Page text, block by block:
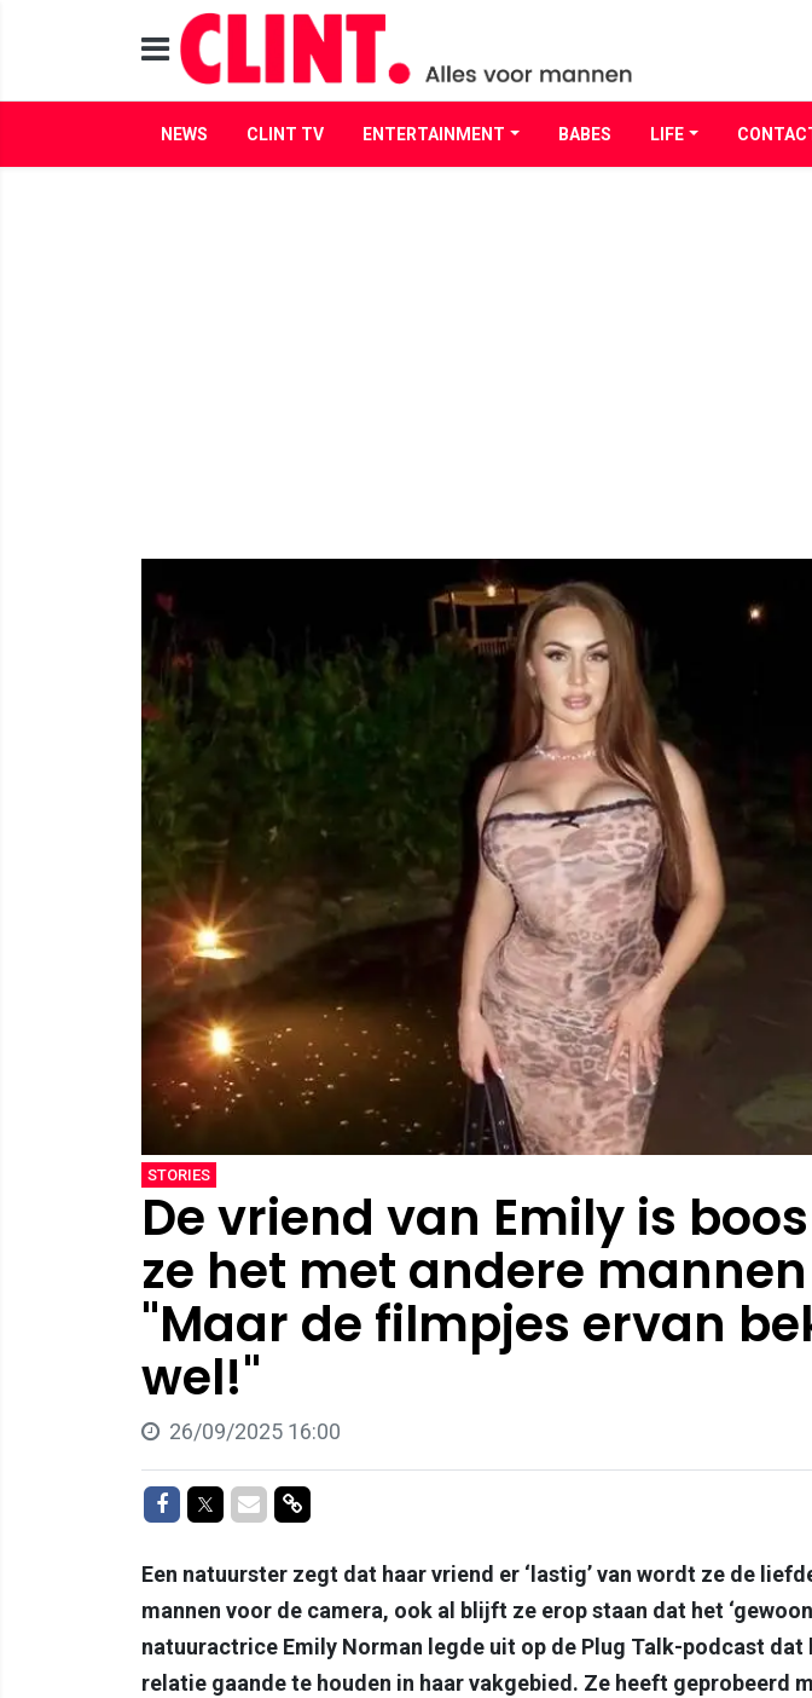
NEWS CLINT TV ENTERTAINMENT BABES LIFE
STORIES
De vriend van Emily is
ze het met andere
"Maar de filmpjes ervan
wel!"
26/09/2025 16:00
Delen op Facebook
Delen op Twitter
Delen via Mail
Delen via link
Een natuurster zegt dat haar vriend er ‘lastig’ van wordt ze de
mannen voor de camera, ook al blijft ze erop staan dat het ‘gewoon
natuuractrice Emily Norman legde uit op de Plug Talk-podcast dat
relatie gaande te houden in haar vakgebied. Ze heeft geprobeerd